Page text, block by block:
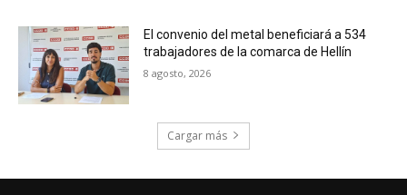
El convenio del metal beneficiará a 534
trabajadores de la comarca de Hellín
8 agosto, 2026
Cargar más